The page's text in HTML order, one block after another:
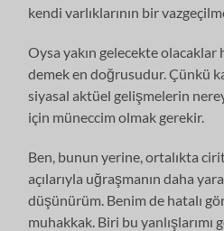
kendi varlıklarının bir
Oysa yakın gelecekte olacaklar
demek en doğrusudur. Çünkü
siyasal aktüel gelişmelerin
için müneccim olmak gerekir.
Ben, bunun yerine, ortalıkta
açılarıyla uğraşmanın daha
düşünürüm. Benim de hatalı
muhakkak. Biri bu yanlışlarımı